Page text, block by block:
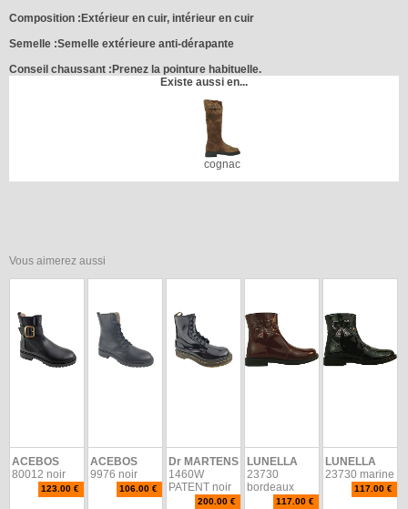
Composition :Extérieur en cuir, intérieur en cuir
Semelle :Semelle extérieure anti-dérapante
Conseil chaussant :Prenez la pointure habituelle.
Existe aussi en...
cognac
Vous aimerez aussi
ACEBOS
80012 noir
123.00 €
ACEBOS
9976 noir
106.00 €
Dr MARTENS
1460W
PATENT noir
200.00 €
LUNELLA
23730
bordeaux
117.00 €
LUNELLA
23730 marine
117.00 €